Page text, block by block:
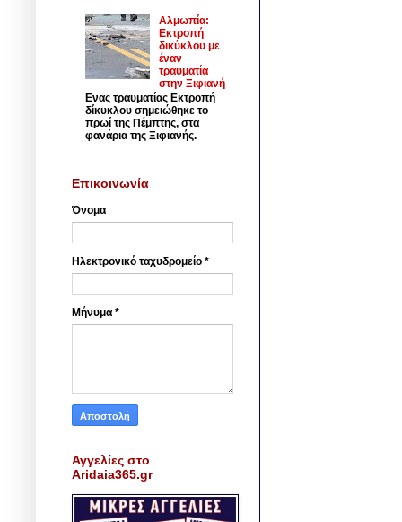
Αλμωπία:
Εκτροπή
δικύκλου με
έναν
τραυματία
στην Ξιφιανή
Ενας τραυματίας Εκτροπή
δίκυκλου σημειώθηκε το
πρωί της Πέμπτης, στα
φανάρια της Ξιφιανής.
Επικοινωνία
Όνομα
Ηλεκτρονικό ταχυδρομείο *
Μήνυμα *
Αγγελίες στο
Aridaia365.gr